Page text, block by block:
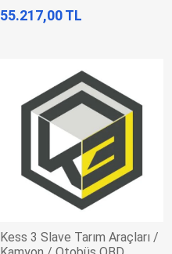
55.217,00 TL
Kess 3 Slave Tarım Araçları /